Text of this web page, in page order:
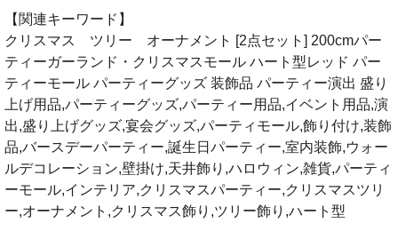
【関連キーワード】
クリスマス ツリー オーナメント [2点セット] 200cmパー
ティーガーランド・クリスマスモール ハート型レッド パー
ティーモール パーティーグッズ 装飾品 パーティー演出 盛り
上げ用品,パーティーグッズ,パーティー用品,イベント用品,演
出,盛り上げグッズ,宴会グッズ,パーティモール,飾り付け,装飾
品,バースデーパーティー,誕生日パーティー,室内装飾,ウォー
ルデコレーション,壁掛け,天井飾り,ハロウィン,雑貨,パーティ
ーモール,インテリア,クリスマスパーティー,クリスマスツリ
ー,オーナメント,クリスマス飾り,ツリー飾り,ハート型